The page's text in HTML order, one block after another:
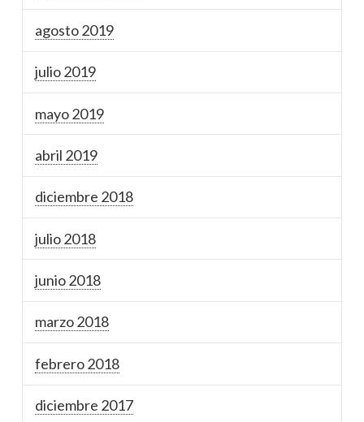
agosto 2019
julio 2019
mayo 2019
abril 2019
diciembre 2018
julio 2018
junio 2018
marzo 2018
febrero 2018
diciembre 2017